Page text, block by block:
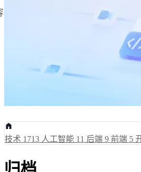
技术 1713 人工智能 11 后端 9 前端 5